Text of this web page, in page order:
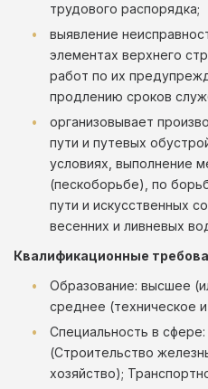
трудового распорядка;
выявление
элементах верхнего
работ по их
продлению сроков
организовывает
пути и путевых
условиях, выполнение
(пескоборьбе), по
пути и искусственных
весенних и ливневых
Квалификационные
Образование: высшее
среднее (техническое
Специальность в
(Строительство
хозяйство);